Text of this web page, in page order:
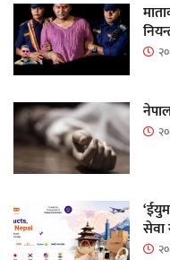
सेवा